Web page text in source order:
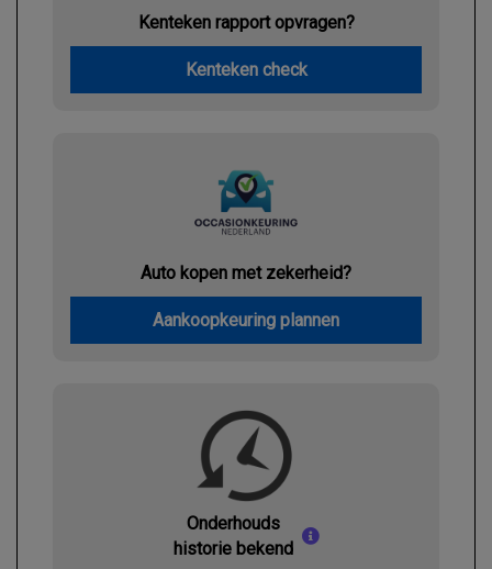
Kenteken rapport opvragen?
Kenteken check
Auto kopen met zekerheid?
Aankoopkeuring plannen
Onderhouds
historie bekend